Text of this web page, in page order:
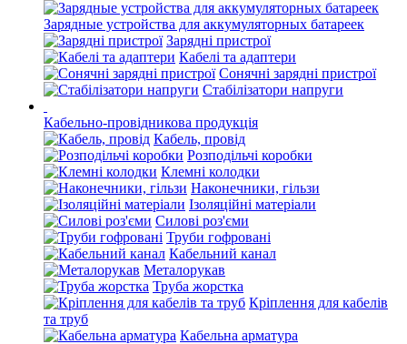
Зарядные устройства для аккумуляторных батареек
Зарядні пристрої
Кабелі та адаптери
Сонячні зарядні пристрої
Стабілізатори напруги
Кабельно-провідникова продукція
Кабель, провід
Розподільчі коробки
Клемні колодки
Наконечники, гільзи
Ізоляційні матеріали
Силові роз'єми
Труби гофровані
Кабельний канал
Металорукав
Труба жорстка
Кріплення для кабелів
та труб
Кабельна арматура